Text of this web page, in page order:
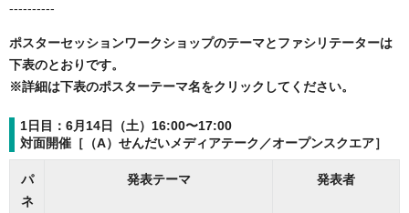
----------
ポスターセッションワークショップのテーマとファシリテーターは
下表のとおりです。
※詳細は下表のポスターテーマ名をクリックしてください。
1日目：6月14日（土）16:00〜17:00
対面開催［（A）せんだいメディアテーク／オープンスクエア］
パ
ネ
発表テーマ 発表者